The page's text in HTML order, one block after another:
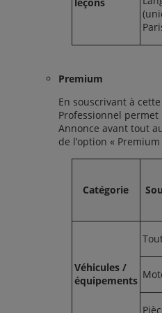
Premium
En souscrivant à
Professionnel
Annonce avant tout
de l’option « Premium
Catégorie
Véhicules /
équipements